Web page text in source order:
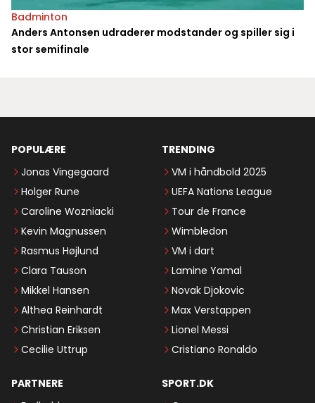
Badminton
Anders Antonsen udraderer modstander og spiller sig i
stor semifinale
POPULÆRE
Jonas Vingegaard
Holger Rune
Caroline Wozniacki
Kevin Magnussen
Rasmus Højlund
Clara Tauson
Mikkel Hansen
Althea Reinhardt
Christian Eriksen
Cecilie Uttrup
TRENDING
VM i håndbold 2025
UEFA Nations League
Tour de France
Wimbledon
VM i dart
Lamine Yamal
Novak Djokovic
Max Verstappen
Lionel Messi
Cristiano Ronaldo
PARTNERE
SPORT.DK